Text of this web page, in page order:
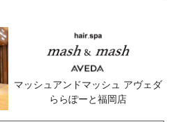
マッシュアンドマッシュ アヴェダ
ららぽーと福岡店